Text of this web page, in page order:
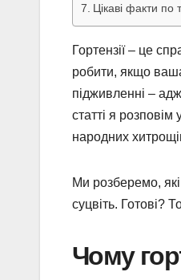
Цікаві факти по
Гортензії – це
робити, якщо
підживленні –
статті я
народних
Ми розберемо,
суцвіть. Готові?
Чому